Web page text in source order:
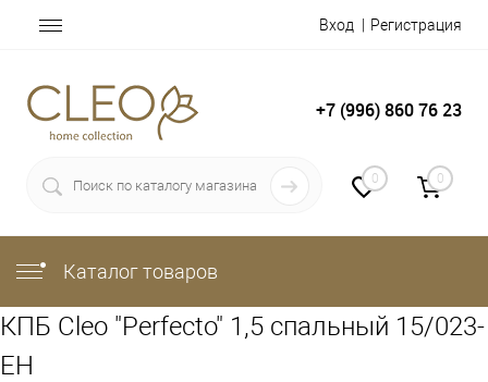
Вход Регистрация
+7 (996) 860 76 23
0 0
Каталог товаров
КПБ Cleo "Perfecto" 1,5 спальный 15/023-
EH